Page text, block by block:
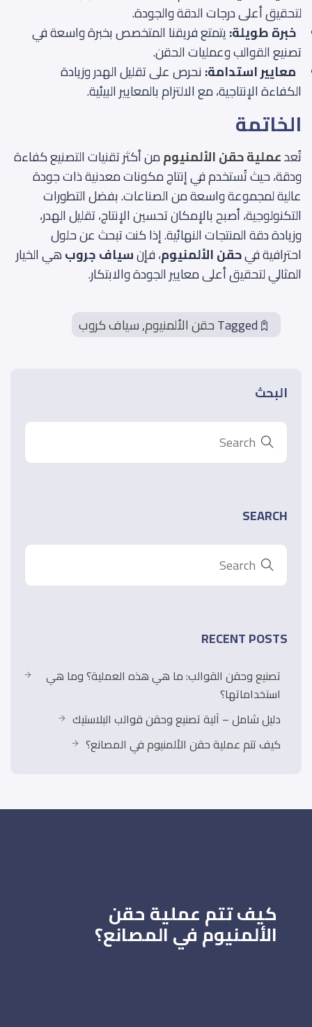
لتحقيق أعلى درجات الدقة والجودة.
خبرة طويلة:يتمتع فريقنا المتخصص بخبرة واسعة في
تصنيع القوالب وعمليات الحقن.
معايير استدامة: نحرص على تقليل الهدر وزيادة
الكفاءة الإنتاجية، مع الالتزام بالمعايير البيئية.
الخاتمة
تُعدعملية حقن الألمنيوممن أكثر تقنيات التصنيع كفاءة
ودقة، حيث تُستخدم في إنتاج مكونات معدنية ذات جودة
عالية لمجموعة واسعة من الصناعات. بفضل التطورات
التكنولوجية، أصبح بالإمكان تحسين الإنتاج، تقليل الهدر،
وزيادة دقة المنتجات النهائية. إذا كنت تبحث عن حلول
احترافية فيحقن الألمنيوم، فإنسياف جروبهي الخيار
المثالي لتحقيق أعلى معايير الجودة والابتكار.
Taggedحقن الألمنيوم,سياف كروب
البحث
SEARCH
RECENT POSTS
تصنيع وحقن القوالب: ما هي هذه العملية؟ وما هي
استخداماتها؟
دليل شامل – آلية تصنيع وحقن قوالب البلاستيك
كيف تتم عملية حقن الألمنيوم في المصانع؟
كيف تتم عملية حقن
الألمنيوم في المصانع؟